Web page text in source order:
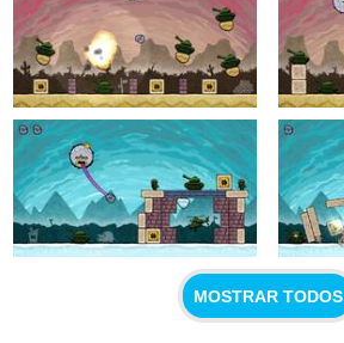
MOSTRAR TODOS